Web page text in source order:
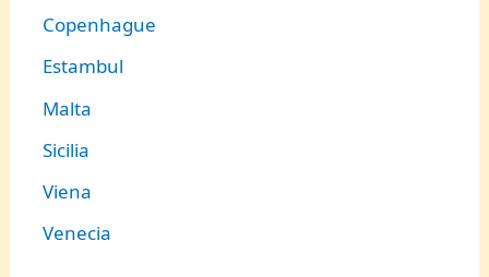
Copenhague
Estambul
Malta
Sicilia
Viena
Venecia